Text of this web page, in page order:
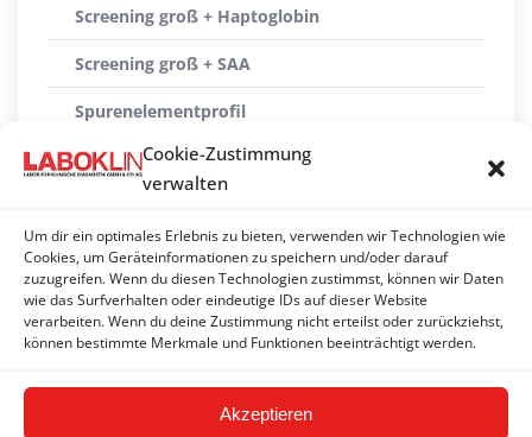
Cookie-Zustimmung
verwalten
Um dir ein optimales Erlebnis zu bieten, verwenden wir Technologien wie
Cookies, um Geräteinformationen zu speichern und/oder darauf
zuzugreifen. Wenn du diesen Technologien zustimmst, können wir Daten
wie das Surfverhalten oder eindeutige IDs auf dieser Website
verarbeiten. Wenn du deine Zustimmung nicht erteilst oder zurückziehst,
können bestimmte Merkmale und Funktionen beeinträchtigt werden.
Akzeptieren
Screening groß + Haptoglobin
Screening groß + SAA
Spurenelementprofil
Transitprofil Rind
Transitprofil Rind + NSBA
Versorgung Kalb
Versorgung Kalb + Vitamin E / Selen